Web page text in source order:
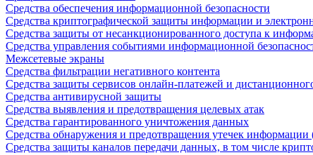
Средства обеспечения информационной безопасности
Средства криптографической защиты информации и
Средства защиты от несанкционированного доступа к
Средства управления событиями информационной
Межсетевые экраны
Средства фильтрации негативного контента
Средства защиты сервисов онлайн-платежей и
Средства антивирусной защиты
Средства выявления и предотвращения целевых атак
Средства гарантированного уничтожения данных
Средства обнаружения и предотвращения утечек информации
Средства защиты каналов передачи данных, в том числе